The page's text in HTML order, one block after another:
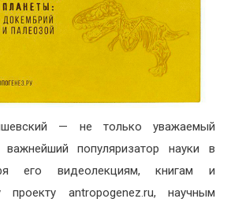
— не только уважаемый
популяризатор науки в
его видеолекциям, книгам и
проекту antropogenez.ru, научным